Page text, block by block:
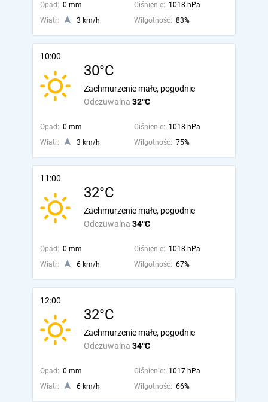
Opad: 0 mm Ciśnienie: 1018 hPa
Wiatr:
3 km/h Wilgotność: 83%
10:00
30°C
Odczuwalna 32°C
Zachmurzenie małe, pogodnie
Opad: 0 mm Ciśnienie: 1018 hPa
Wiatr:
3 km/h Wilgotność: 75%
11:00
32°C
Odczuwalna 34°C
Zachmurzenie małe, pogodnie
Opad: 0 mm Ciśnienie: 1018 hPa
Wiatr:
6 km/h Wilgotność: 67%
12:00
32°C
Odczuwalna 34°C
Zachmurzenie małe, pogodnie
Opad: 0 mm Ciśnienie: 1017 hPa
Wiatr:
6 km/h Wilgotność: 66%